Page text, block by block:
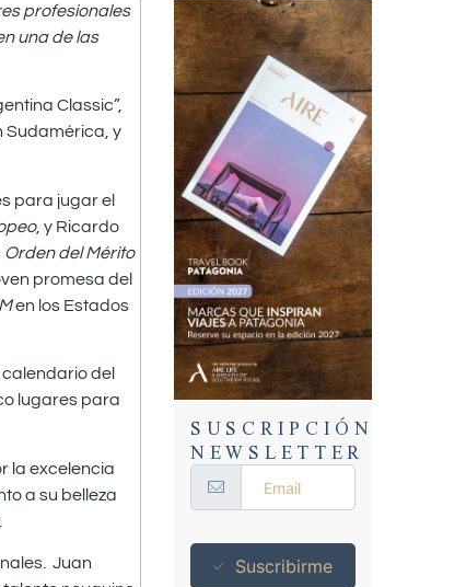
profesionales
una de las
Classic”,
Sudamérica, y
para jugar el
, y Ricardo
Orden del Mérito
promesa del
en los Estados
del
lugares para
la excelencia
a su belleza
Juan
SUSCRIPCIÓN
NEWSLETTER
Suscribirme